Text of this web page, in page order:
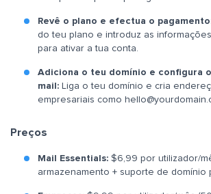
Revê o plano e efectua o
do teu plano e introduz as
para ativar a tua conta.
Adiciona o teu domínio e configura
mail: Liga o teu domínio e cria
empresariais como
Preços
Mail Essentials: $6,99 por utilizador/
armazenamento + suporte de domínio